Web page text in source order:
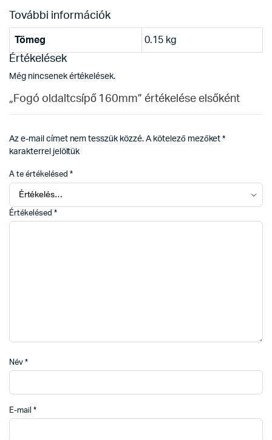
További információk
Tömeg 0.15 kg
Értékelések
Még nincsenek értékelések.
„Fogó oldaltcsípő 160mm” értékelése elsőként
Az e-mail címet nem tesszük közzé. A kötelező mezőket*
karakterrel jelöltük
A te értékelésed *
Értékelésed *
Név *
E-mail *